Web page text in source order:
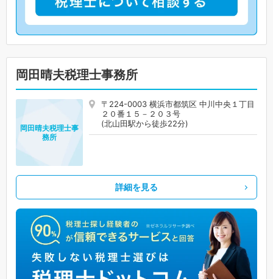
岡田晴夫税理士事務所
〒224-0003 横浜市都筑区 中川中央１丁目
２０番１５－２０３号
(北山田駅から徒歩22分)
岡田晴夫税理士事
務所
詳細を見る